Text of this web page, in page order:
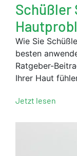
Schüßler
Wie Sie
besten
Ratgeber-
Ihrer Haut
Jetzt lesen